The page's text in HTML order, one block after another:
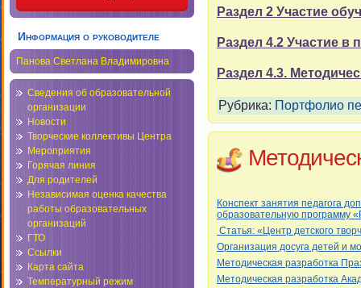
Информация о руководителе
Панова Светлана Владимировна
Сведения об образовательной
организации
Новости
Творческие коллективы Центра
Мероприятия
Горячая линия
Для родителей
Независимая оценка качества
работы образовательных
организаций
ГТО
Ссылки
Карта сайта
Температурный режим
Раздел 2 Участие
Раздел 4.2 Участие
Раздел 4.3.
Рубрика: Портфолио
Конспект занятия педагога
образовательную программу
Статья: «Центр детского
Организация досуга детей и
Методическая разработка
Методическая разработка